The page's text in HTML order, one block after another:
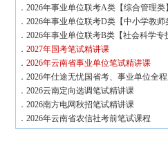
． 2026年事业单位联考A类【综合管理类】
． 2026年事业单位联考D类【中小学教师
． 2026年事业单位联考B类【社会科学专
． 2027年国考笔试精讲课
． 2026年云南省事业单位笔试精讲课
． 2026年仕途无忧国省考、事业单位全
． 2026云南定向选调笔试精讲课
． 2026南方电网秋招笔试精讲课
． 2026年云南省农信社考前笔试课程